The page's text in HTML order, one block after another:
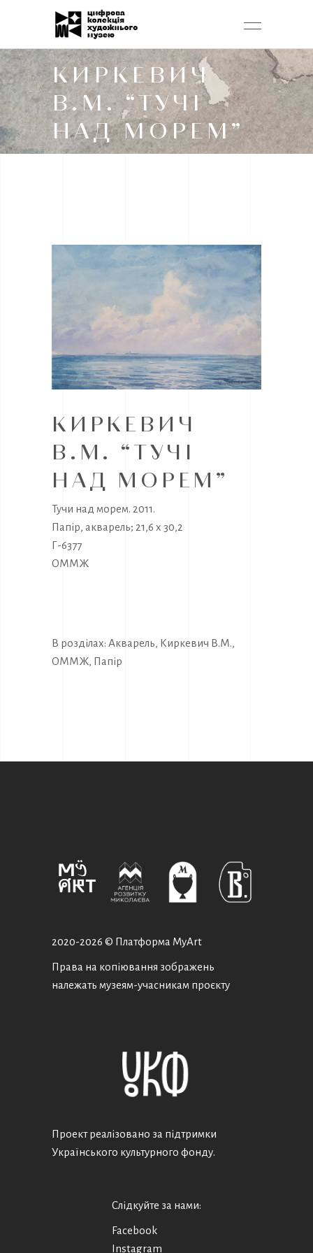
КИРКЕВИЧ
В.М. “ТУЧІ
НАД МОРЕМ”
КИРКЕВИЧ
В.М. “ТУЧІ
НАД МОРЕМ”
Тучи над морем. 2011.
Папір, акварель; 21,6 х 30,2
Г-6377
ОММЖ
В розділах: Акварель, Киркевич В.М.,
ОММЖ, Папір
2020-2026 © Платформа MyArt
Права на копіювання зображень
належать музеям-учасникам проєкту
Проект реалізовано за підтримки
Українського культурного фонду.
Слідкуйте за нами:
Facebook
Instagram